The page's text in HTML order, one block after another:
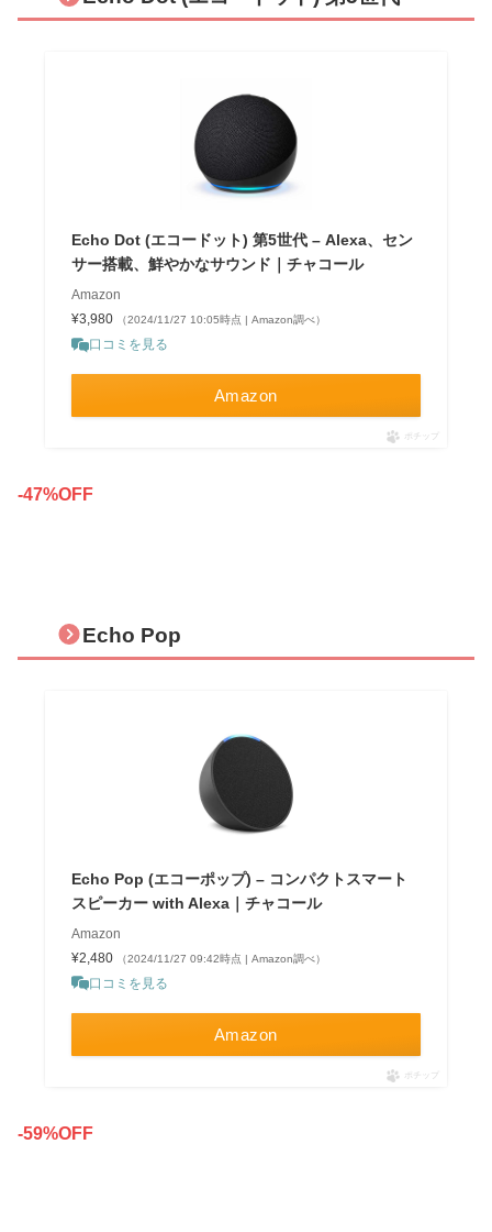
Echo Dot (エコードット) 第5世代 – Alexa、セン
サー搭載、鮮やかなサウンド｜チャコール
Amazon
¥3,980
（2024/11/27 10:05時点 | Amazon調べ）
口コミを見る
Amazon
ポチップ
-47%OFF
Echo Pop
Echo Pop (エコーポップ) – コンパクトスマート
スピーカー with Alexa｜チャコール
Amazon
¥2,480
（2024/11/27 09:42時点 | Amazon調べ）
口コミを見る
Amazon
ポチップ
-59%OFF